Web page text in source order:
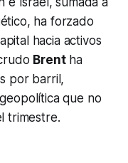
ha forzado
hacia activos
Brentha
por barril,
que no
trimestre.